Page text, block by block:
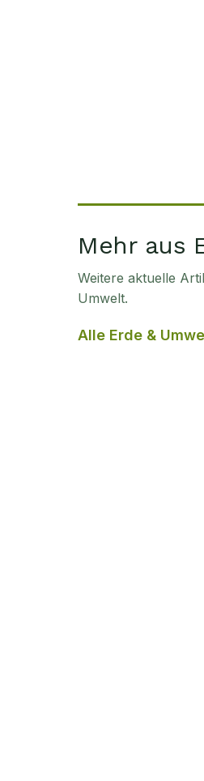
Mehr aus
Weitere aktuelle
Umwelt.
Alle Erde &